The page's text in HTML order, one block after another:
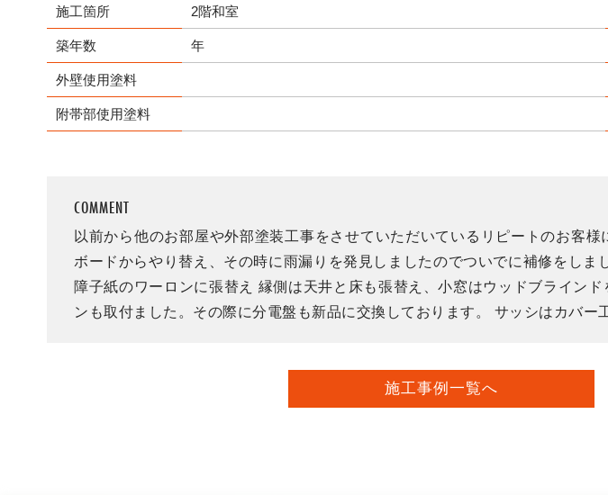
施工箇所 2階和室
築年数 年
外壁使用塗料
附帯部使用塗料
COMMENT
以前から他のお部屋や外部塗装工事をさせていただいているリピートのお客
ボードからやり替え、その時に雨漏りを発見しましたのでついでに補修をし
障子紙のワーロンに張替え 縁側は天井と床も張替え、小窓はウッドブライン
ンも取付ました。その際に分電盤も新品に交換しております。 サッシはカバ
施工事例一覧へ